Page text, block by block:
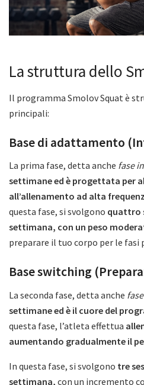
La struttura dello
Il programma Smolov Squat è
principali:
Base di adattamento
La prima fase, detta anche fase
settimane ed è progettata per
all’allenamento ad alta
questa fase, si svolgono quattro
settimana, con un peso
preparare il tuo corpo per le fasi
Base switching
La seconda fase, detta anche
settimane ed è il cuore del
questa fase, l’atleta effettua
aumentando gradualmente il
In questa fase, si svolgono tre
settimana, con un incremento